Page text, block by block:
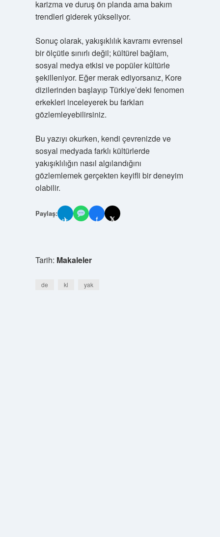
karizma ve duruş ön planda ama bakım
trendleri giderek yükseliyor.
Sonuç olarak, yakışıklılık kavramı evrensel
bir ölçütle sınırlı değil; kültürel bağlam,
sosyal medya etkisi ve popüler kültürle
şekilleniyor. Eğer merak ediyorsanız, Kore
dizilerinden başlayıp Türkiye’deki fenomen
erkekleri inceleyerek bu farkları
gözlemleyebilirsiniz.
Bu yazıyı okurken, kendi çevrenizde ve
sosyal medyada farklı kültürlerde
yakışıklılığın nasıl algılandığını
gözlemlemek gerçekten keyifli bir deneyim
olabilir.
Paylaş:
✈ f 𝕏
Tarih: Makaleler
de kl yak